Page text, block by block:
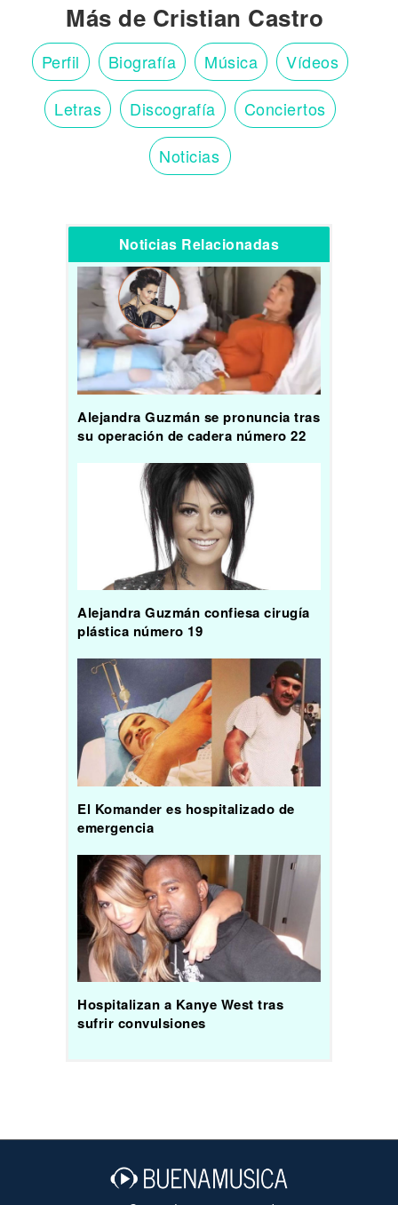
Más de Cristian Castro
Perfil Biografía Música Vídeos
Letras Discografía Conciertos
Noticias
Noticias Relacionadas
Alejandra Guzmán se pronuncia tras
su operación de cadera número 22
Alejandra Guzmán confiesa cirugía
plástica número 19
El Komander es hospitalizado de
emergencia
Hospitalizan a Kanye West tras
sufrir convulsiones